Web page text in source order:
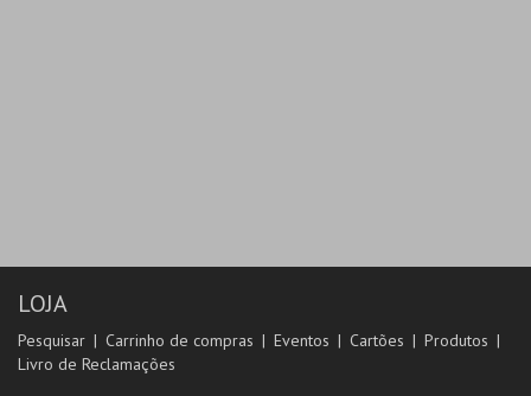
LOJA
Pesquisar Carrinho de compras Eventos Cartões
Produtos
Livro de Reclamações